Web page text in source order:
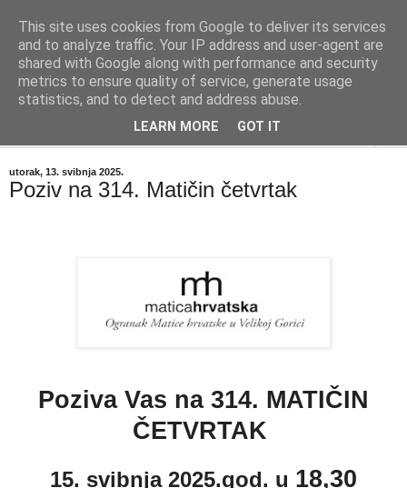
"Kvaka"
Časopis za književnost ISSN 2459-5632
utorak, 13. svibnja 2025.
Poziv na 314. Matičin četvrtak
Poziva Vas na 314. MATIČIN
ČETVRTAK
15. svibnja 2025.god. u 18,30
This site uses cookies from Google to deliver its services
and to analyze traffic. Your IP address and user-agent are
shared with Google along with performance and security
metrics to ensure quality of service, generate usage
statistics, and to detect and address abuse.
LEARN MORE GOT IT